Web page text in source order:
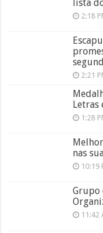
lista
2:18
2:21
Letras
1:28
nas
10:19
Grupo
11:42